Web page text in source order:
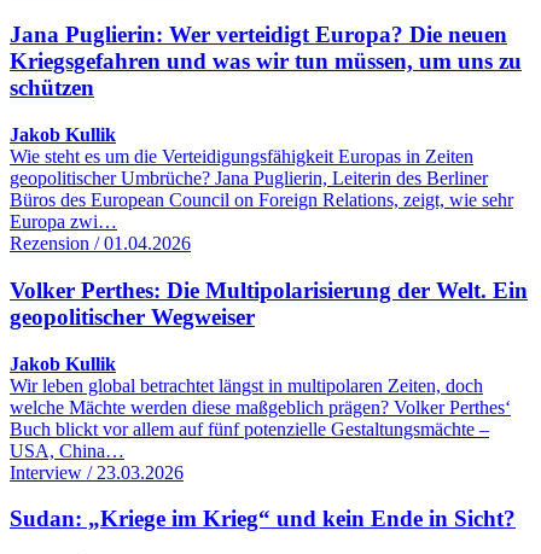
Jana Puglierin: Wer verteidigt Europa? Die neuen
Kriegsgefahren und was wir tun müssen, um uns zu
schützen
Jakob Kullik
Wie steht es um die Verteidigungsfähigkeit Europas in Zeiten
geopolitischer Umbrüche? Jana Puglierin, Leiterin des Berliner
Büros des European Council on Foreign Relations, zeigt, wie sehr
Europa zwi…
Rezension / 01.04.2026
Volker Perthes: Die Multipolarisierung der Welt. Ein
geopolitischer Wegweiser
Jakob Kullik
Wir leben global betrachtet längst in multipolaren Zeiten, doch
welche Mächte werden diese maßgeblich prägen? Volker Perthes‘
Buch blickt vor allem auf fünf potenzielle Gestaltungsmächte –
USA, China…
Interview / 23.03.2026
Sudan: „Kriege im Krieg“ und kein Ende in Sicht?